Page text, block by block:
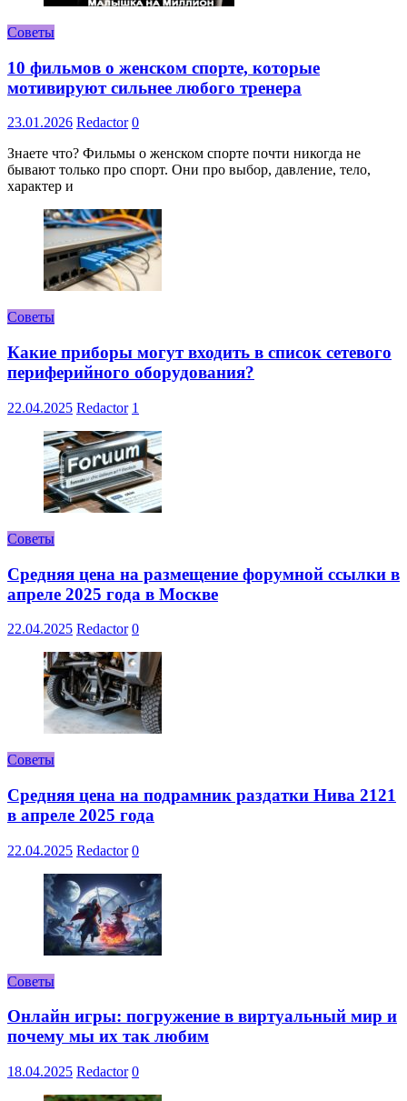
Советы
10 фильмов о женском спорте, которые
мотивируют сильнее любого тренера
23.01.2026 Redactor 0
Знаете что? Фильмы о женском спорте почти никогда не
бывают только про спорт. Они про выбор, давление, тело,
характер и
Советы
Какие приборы могут входить в список сетевого
периферийного оборудования?
22.04.2025 Redactor 1
Советы
Средняя цена на размещение форумной ссылки в
апреле 2025 года в Москве
22.04.2025 Redactor 0
Советы
Средняя цена на подрамник раздатки Нива 2121
в апреле 2025 года
22.04.2025 Redactor 0
Советы
Онлайн игры: погружение в виртуальный мир и
почему мы их так любим
18.04.2025 Redactor 0